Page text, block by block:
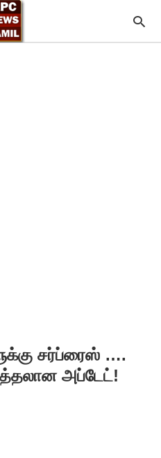
சர்ப்ரைஸ் ….
அப்டேட்!